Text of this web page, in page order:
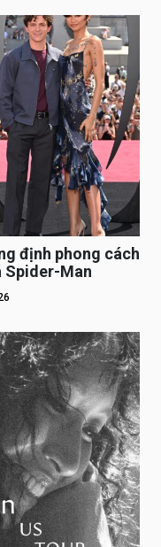
định phong cách
Spider-Man